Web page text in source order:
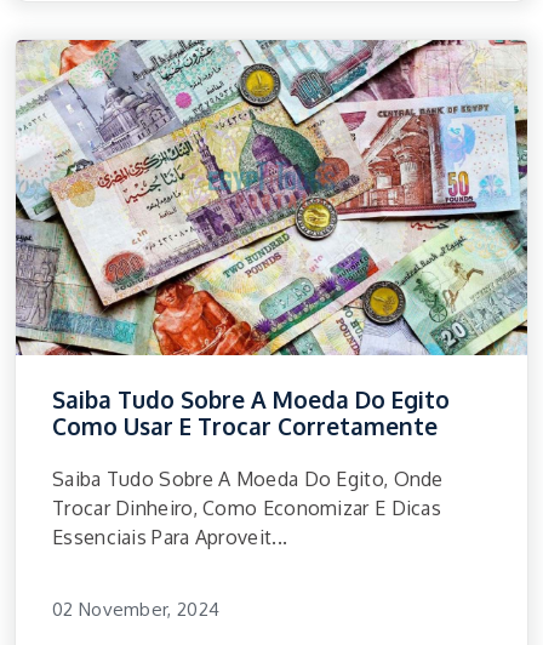
Saiba Tudo Sobre A Moeda Do Egito
Como Usar E Trocar Corretamente
Saiba Tudo Sobre A Moeda Do Egito, Onde
Trocar Dinheiro, Como Economizar E Dicas
Essenciais Para Aproveit...
02 November, 2024